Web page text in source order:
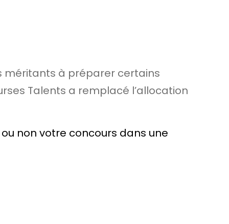
méritants à préparer certains
Talents a remplacé l’allocation
non votre concours dans une